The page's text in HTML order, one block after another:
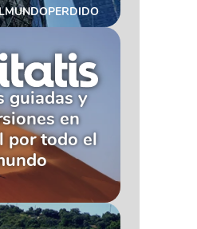
guiadas y
en
por todo el